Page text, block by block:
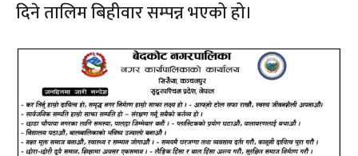
दिने तालिम बिहीवार सम्पन्न भएको हो।